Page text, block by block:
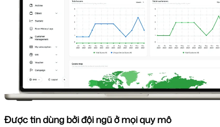
Được tin dùng bởi đội ngũ ở mọi quy mô